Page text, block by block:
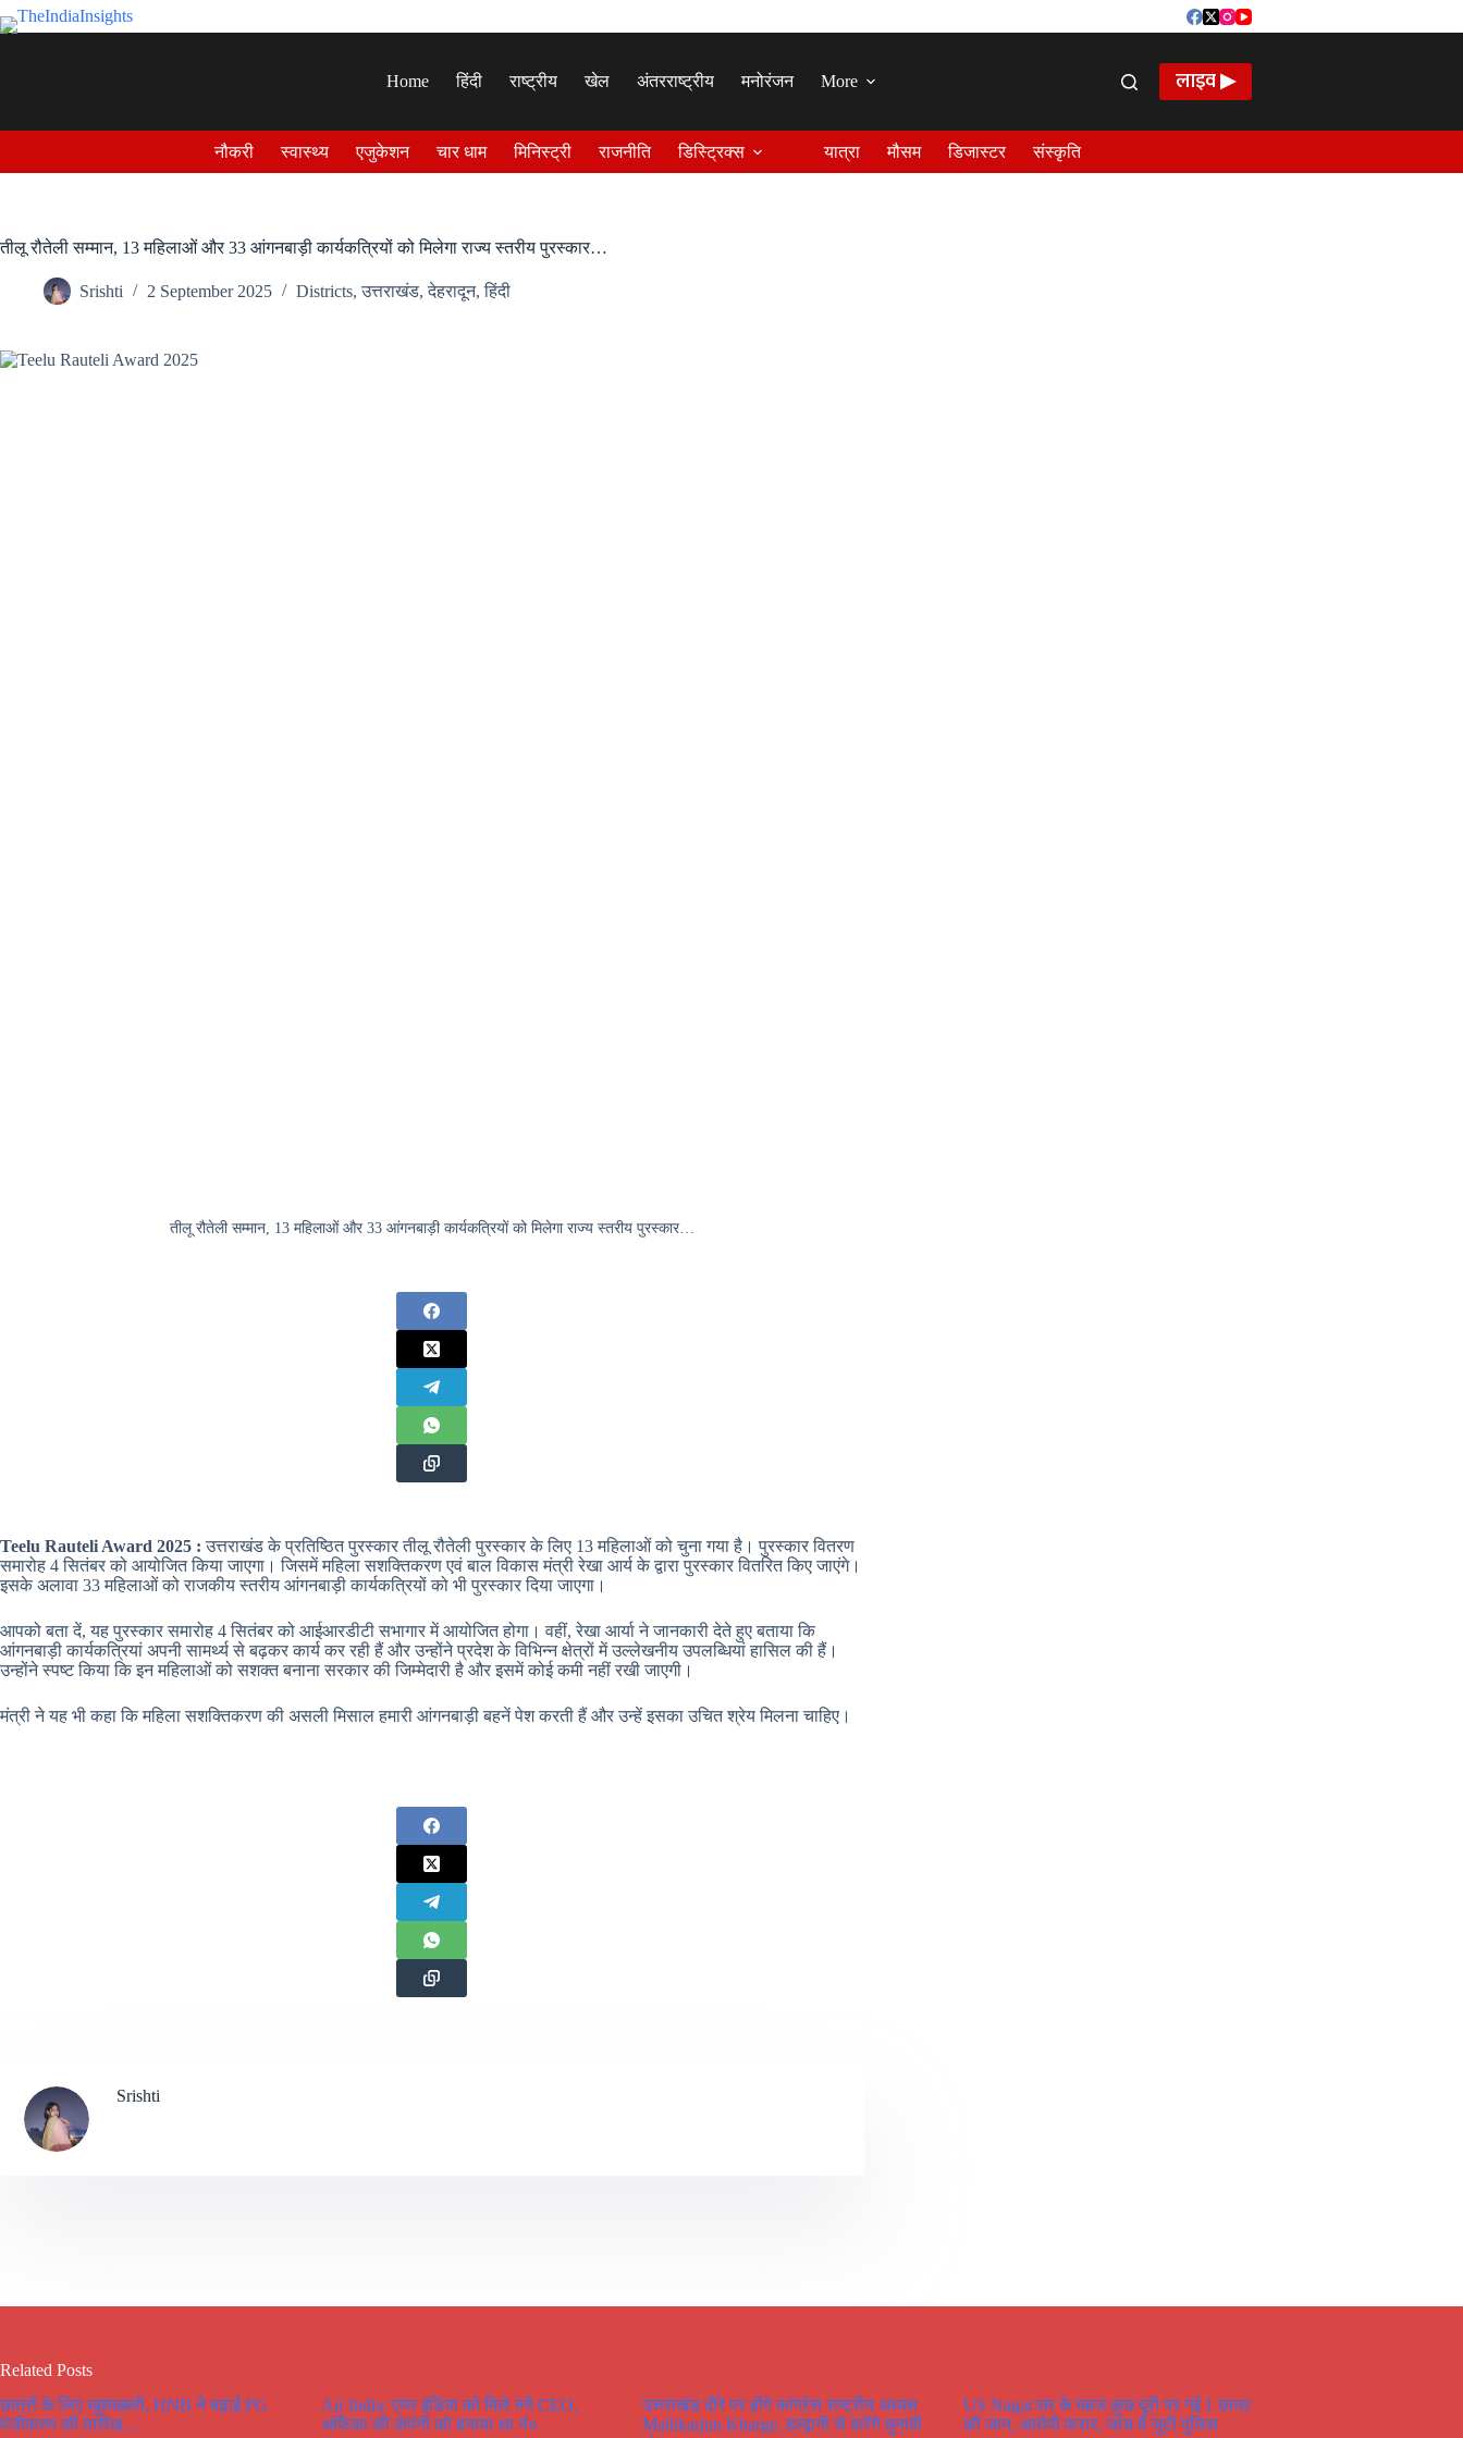
Skip
to
Home
हिंदी राष्ट्रीय खेल अंतरराष्ट्रीय मनोरंजन More लाइव ▶
नौकरी स्वास्थ्य एजुकेशन चार धाम मिनिस्ट्री राजनीति डिस्ट्रिक्स यात्रा मौसम डिजास्टर संस्कृति
तीलू रौतेली सम्मान, 13 महिलाओं और 33 आंगनबाड़ी कार्यकत्रियों को मिलेगा राज्य स्तरीय पुरस्कार…
Srishti 2 September 2025 Districts,उत्तराखंड,देहरादून,हिंदी
तीलू रौतेली सम्मान, 13 महिलाओं और 33 आंगनबाड़ी कार्यकत्रियों को मिलेगा राज्य स्तरीय पुरस्कार…
Teelu Rauteli Award 2025 :उत्तराखंड के प्रतिष्ठित पुरस्कार तीलू रौतेली पुरस्कार के लिए 13 महिलाओं को चुना गया है। पुरस्कार वितरण
समारोह 4 सितंबर को आयोजित किया जाएगा। जिसमें महिला सशक्तिकरण एवं बाल विकास मंत्री रेखा आर्य के द्वारा पुरस्कार वितरित किए जाएंगे।
इसके अलावा 33 महिलाओं को राजकीय स्तरीय आंगनबाड़ी कार्यकत्रियों को भी पुरस्कार दिया जाएगा।
आपको बता दें, यह पुरस्कार समारोह 4 सितंबर को आईआरडीटी सभागार में आयोजित होगा। वहीं, रेखा आर्या ने जानकारी देते हुए बताया कि
आंगनबाड़ी कार्यकत्रियां अपनी सामर्थ्य से बढ़कर कार्य कर रही हैं और उन्होंने प्रदेश के विभिन्न क्षेत्रों में उल्लेखनीय उपलब्धियां हासिल की हैं।
उन्होंने स्पष्ट किया कि इन महिलाओं को सशक्त बनाना सरकार की जिम्मेदारी है और इसमें कोई कमी नहीं रखी जाएगी।
मंत्री ने यह भी कहा कि महिला सशक्तिकरण की असली मिसाल हमारी आंगनबाड़ी बहनें पेश करती हैं और उन्हें इसका उचित श्रेय मिलना चाहिए।
Srishti
Related Posts
छात्रों के लिए खुशखबरी, HNB ने बढ़ाई PG
पंजीकरण की तारीख…
Air India: एयर इंडिया को मिले नये CEO,
अर्फिका की कंपंनी को बनाया था नं०
उत्तराखंड दौरे पर होंगे कांग्रेस राष्ट्रीय अध्यक्ष
Mallikarjun Kharge, हल्द्वानी से करेंगे चुनावी
US Nagar:घर के महज कुछ दूरी पर गई 1 छात्र
की जान, आरोपी फरार, जांच में जुटी पुलिस